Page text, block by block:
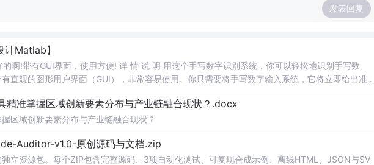
发表回复
Matlab】
啊!带有GUI界面，使用方便! 详 情 说 明 用这个手写数字识别系统，你可以轻松地识别手写数
直观的图形用户界面（GUI），非常容易使用。你只需要将手写数字输入系统，它将立即给出准确
精准掌握区域创新要素分布与产业链融合现状？.docx
区域创新要素分布与产业链融合现状？
Auditor-v1.0-原创源码与文档.zip
立资源包。每个ZIP包含完整源码、3项自动化测试、可复现合成示例、离线HTML、JSON与SV